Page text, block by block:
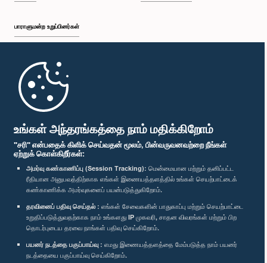
உங்கள் அந்தரங்கத்தை நாம் மதிக்கிறோம்
"சரி" என்பதைக் கிளிக் செய்வதன் மூலம், பின்வருவனவற்றை நீங்கள்
ஏற்றுக் கொள்கிறீர்கள்:
அமர்வு கண்காணிப்பு (Session Tracking): மென்மையான மற்றும் தனிப்பட்ட
ரீதியான அனுபவத்திற்காக எங்கள் இணையத்தளத்தில் உங்கள் செயற்பாட்டைக்
கண்காணிக்க அமர்வுகளைப் பயன்படுத்துகிறோம்.
தரவினைப் பதிவு செய்தல் : எங்கள் சேவைகளின் பாதுகாப்பு மற்றும் செயற்பாட்டை
உறுதிப்படுத்துவதற்காக நாம் உங்களது IP முகவரி, சாதன விவரங்கள் மற்றும் பிற
தொடர்புடைய தரவை நாங்கள் பதிவு செய்கிறோம்.
பயனர் நடத்தை பகுப்பாய்வு : எமது இணையத்தளத்தை மேம்படுத்த நாம் பயனர்
நடத்தையை பகுப்பாய்வு செய்கிறோம்.
பாராளுமன்ற உறுப்பினர்கள்
முதற்பக்கம்
பாராளுமன்ற கையடக்க செயலி
எம்மை பின்தொடர்க :
விருதுகள்
தனியுரிமைக் கொள்கை